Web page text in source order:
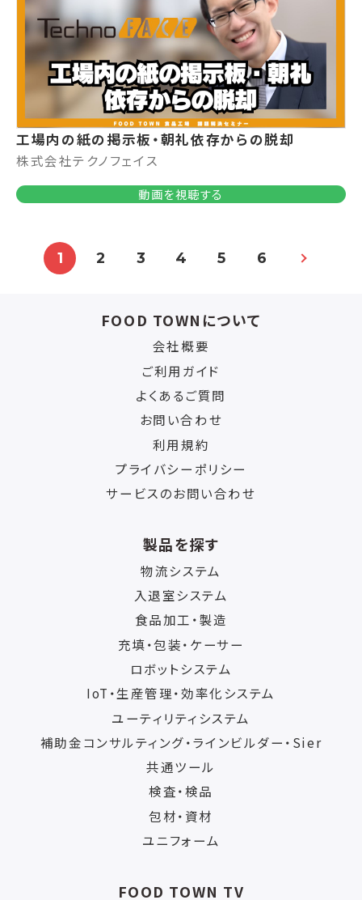
工場内の紙の掲示板・朝礼依存からの脱却
株式会社テクノフェイス
動画を視聴する
1 2 3 4 5 6
FOOD TOWNについて
会社概要
ご利用ガイド
よくあるご質問
お問い合わせ
利用規約
プライバシーポリシー
サービスのお問い合わせ
製品を探す
物流システム
入退室システム
食品加工・製造
充填・包装・ケーサー
ロボットシステム
IoT・生産管理・効率化システム
ユーティリティシステム
補助金コンサルティング・ラインビルダー・Sier
共通ツール
検査・検品
包材・資材
ユニフォーム
FOOD TOWN TV